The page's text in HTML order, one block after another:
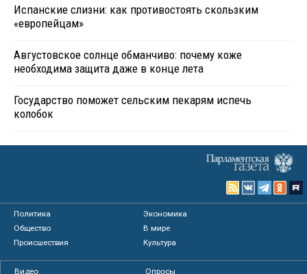
Испанские слизни: как противостоять скользким
«европейцам»
Августовское солнце обманчиво: почему коже
необходима защита даже в конце лета
Государство поможет сельским пекарям испечь
колобок
Политика
Экономика
Общество
В мире
Происшествия
Культура
Видео
Опросы